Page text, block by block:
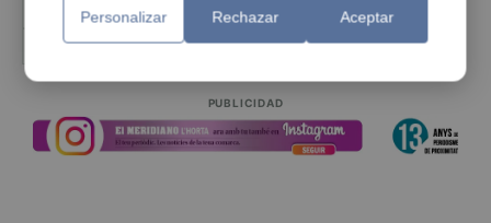
Ajuntament de Torrent Barrio Sant Gregorio
plan ficus renovación
PUBLICIDAD
Personalizar Rechazar Aceptar